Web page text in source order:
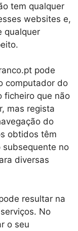
tem qualquer
websites e,
qualquer
pode
computador do
ficheiro que não
mas regista
do
obtidos têm
subsequente no
diversas
resultar na
No
o seu